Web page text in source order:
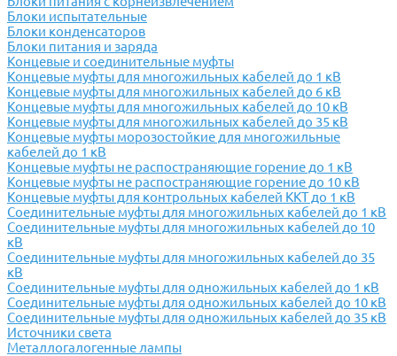
Блоки испытательные
Блоки конденсаторов
Блоки питания и заряда
Концевые и соединительные муфты
Концевые муфты для многожильных кабелей до 1 кВ
Концевые муфты для многожильных кабелей до 6 кВ
Концевые муфты для многожильных кабелей до 10 кВ
Концевые муфты для многожильных кабелей до 35 кВ
Концевые муфты морозостойкие для многожильные
кабелей до 1 кВ
Концевые муфты не распостраняющие горение до 1 кВ
Концевые муфты не распостраняющие горение до 10 кВ
Концевые муфты для контрольных кабелей ККТ до 1 кВ
Соединительные муфты для многожильных кабелей до 1 кВ
Соединительные муфты для многожильных кабелей до 10
кВ
Соединительные муфты для многожильных кабелей до 35
кВ
Соединительные муфты для одножильных кабелей до 1 кВ
Соединительные муфты для одножильных кабелей до 10 кВ
Соединительные муфты для одножильных кабелей до 35 кВ
Источники света
Металлогалогенные лампы